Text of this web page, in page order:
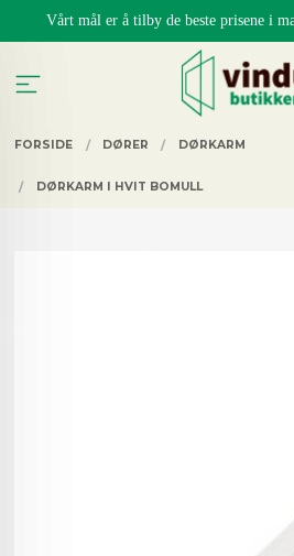
Vårt mål er å tilby de beste prisene i
FORSIDE DØRER DØRKARM
DØRKARM I HVIT BOMULL